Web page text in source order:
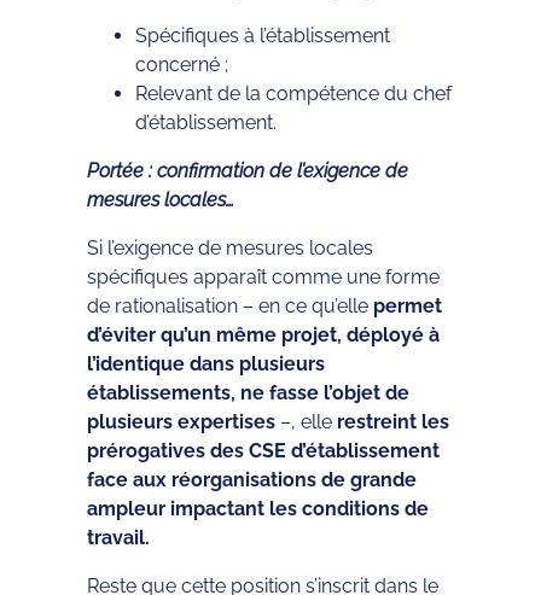
Spécifiques à l’établissement
concerné ;
Relevant de la compétence du chef
d’établissement.
Portée : confirmation de l’exigence de
mesures locales…
Si l’exigence de mesures locales
spécifiques apparaît comme une forme
de rationalisation – en ce qu’elle permet
d’éviter qu’un même projet, déployé à
l’identique dans plusieurs
établissements, ne fasse l’objet de
plusieurs expertises –, elle restreint les
prérogatives des CSE d’établissement
face aux réorganisations de grande
ampleur impactant les conditions de
travail.
Reste que cette position s’inscrit dans le